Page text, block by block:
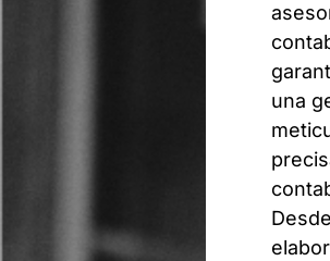
una